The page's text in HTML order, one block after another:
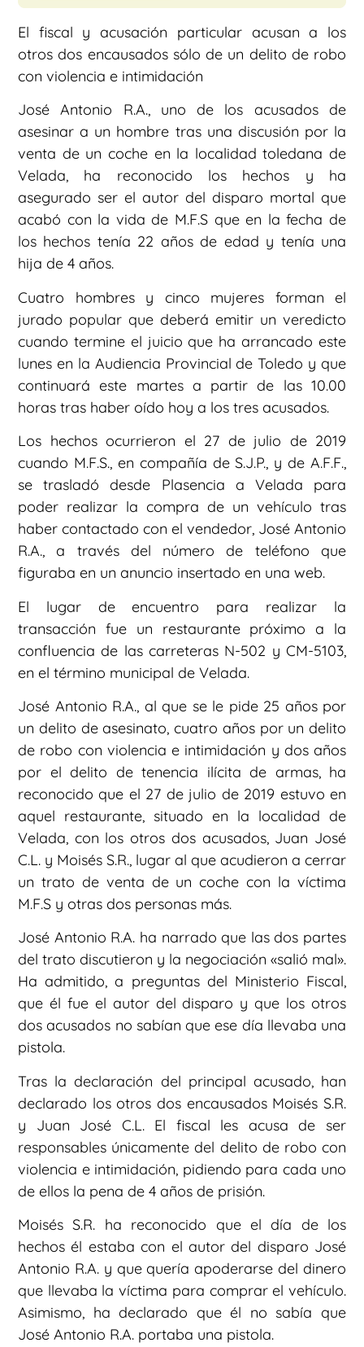
El fiscal y acusación particular acusan a los
otros dos encausados sólo de un delito de robo
con violencia e intimidación
José Antonio R.A., uno de los acusados de
asesinar a un hombre tras una discusión por la
venta de un coche en la localidad toledana de
Velada, ha reconocido los hechos y ha
asegurado ser el autor del disparo mortal que
acabó con la vida de M.F.S que en la fecha de
los hechos tenía 22 años de edad y tenía una
hija de 4 años.
Cuatro hombres y cinco mujeres forman el
jurado popular que deberá emitir un veredicto
cuando termine el juicio que ha arrancado este
lunes en la Audiencia Provincial de Toledo y que
continuará este martes a partir de las 10.00
horas tras haber oído hoy a los tres acusados.
Los hechos ocurrieron el 27 de julio de 2019
cuando M.F.S., en compañía de S.J.P., y de A.F.F.,
se trasladó desde Plasencia a Velada para
poder realizar la compra de un vehículo tras
haber contactado con el vendedor, José Antonio
R.A., a través del número de teléfono que
figuraba en un anuncio insertado en una web.
El lugar de encuentro para realizar la
transacción fue un restaurante próximo a la
confluencia de las carreteras N-502 y CM-5103,
en el término municipal de Velada.
José Antonio R.A., al que se le pide 25 años por
un delito de asesinato, cuatro años por un delito
de robo con violencia e intimidación y dos años
por el delito de tenencia ilícita de armas, ha
reconocido que el 27 de julio de 2019 estuvo en
aquel restaurante, situado en la localidad de
Velada, con los otros dos acusados, Juan José
C.L. y Moisés S.R., lugar al que acudieron a cerrar
un trato de venta de un coche con la víctima
M.F.S y otras dos personas más.
José Antonio R.A. ha narrado que las dos partes
del trato discutieron y la negociación «salió mal».
Ha admitido, a preguntas del Ministerio Fiscal,
que él fue el autor del disparo y que los otros
dos acusados no sabían que ese día llevaba una
pistola.
Tras la declaración del principal acusado, han
declarado los otros dos encausados Moisés S.R.
y Juan José C.L. El fiscal les acusa de ser
responsables únicamente del delito de robo con
violencia e intimidación, pidiendo para cada uno
de ellos la pena de 4 años de prisión.
Moisés S.R. ha reconocido que el día de los
hechos él estaba con el autor del disparo José
Antonio R.A. y que quería apoderarse del dinero
que llevaba la víctima para comprar el vehículo.
Asimismo, ha declarado que él no sabía que
José Antonio R.A. portaba una pistola.